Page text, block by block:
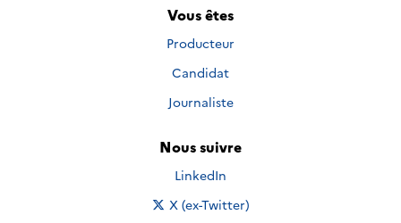
Vous êtes
Producteur
Candidat
Journaliste
Nous suivre
Nous suivre sur
LinkedIn
Nous suivre sur
X (ex-Twitter)